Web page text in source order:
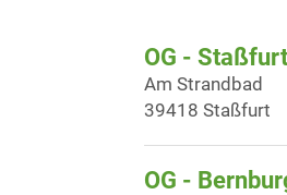
OG - Staßfurt
Am Strandbad
39418 Staßfurt
OG -